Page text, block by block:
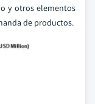
y otros elementos
de productos.